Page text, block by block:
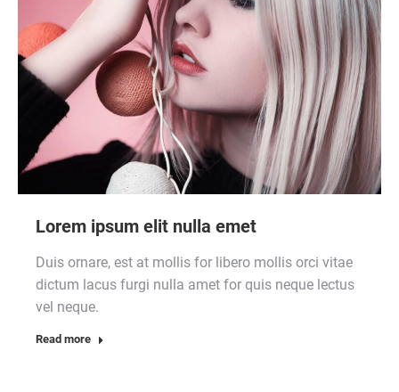
Lorem ipsum elit nulla emet
Duis ornare, est at mollis for libero mollis orci vitae
dictum lacus furgi nulla amet for quis neque lectus
vel neque.
Read more